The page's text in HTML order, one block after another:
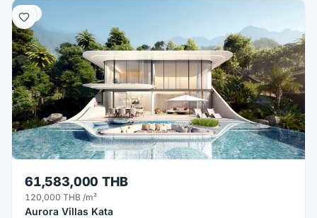
Vila
61,583,000 THB
120,000 THB /m²
Aurora Villas Kata